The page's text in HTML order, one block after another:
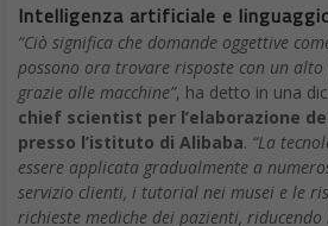
Intelligenza artificiale e
“Ciò significa che domande oggettive
possono ora trovare risposte con un
grazie alle macchine”, ha detto in una
chief scientist per l’elaborazione
presso l’istituto di Alibaba. “La
essere applicata gradualmente a
servizio clienti, i tutorial nei musei e le
richieste mediche dei pazienti,